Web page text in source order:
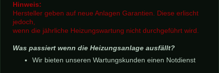
Hinweis:
Hersteller geben auf neue Anlagen Garantien. Diese erlischt
jedoch,
wenn die jährliche Heizungswartung nicht durchgeführt wird.
Was passiert wenn die Heizungsanlage ausfällt?
Wir bieten unseren Wartungskunden einen Notdienst